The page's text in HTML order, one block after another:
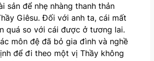
sản để nhẹ nhàng thanh thản
Giêsu. Đối với anh ta, cái mất
quá so với cái được ở tương lai.
môn đệ đã bỏ gia đình và nghề
để đi theo một vị Thầy không